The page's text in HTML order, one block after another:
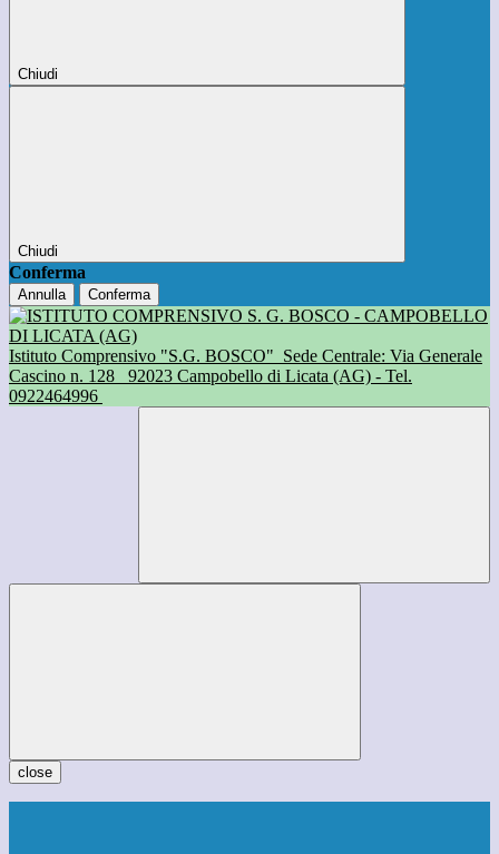
Chiudi
Chiudi
Conferma
Annulla Conferma
Istituto Comprensivo "S.G. BOSCO" Sede Centrale: Via Generale
Cascino n. 128
92023 Campobello di Licata (AG) - Tel.
0922464996
close